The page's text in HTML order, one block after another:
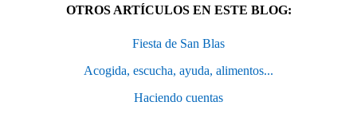
OTROS ARTÍCULOS EN ESTE BLOG:
Fiesta de San Blas
Acogida, escucha, ayuda, alimentos...
Haciendo cuentas